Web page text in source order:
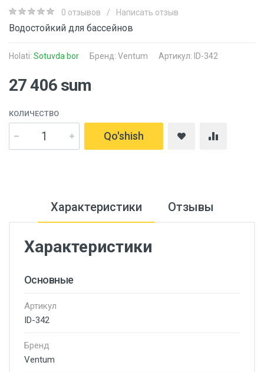
0 отзывов / Написать отзыв
Водостойкий для бассейнов
Holati: Sotuvda bor Бренд: Ventum Артикул: ID-342
27 406 sum
КОЛИЧЕСТВО
Qo'shish
Характеристики Отзывы
Характеристики
Основные
Артикул
ID-342
Бренд
Ventum